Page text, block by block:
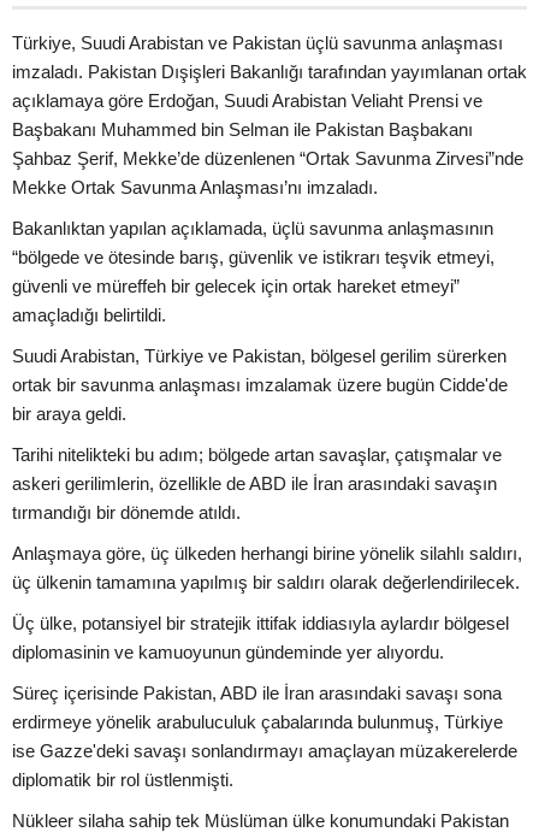
Türkiye, Suudi Arabistan ve Pakistan üçlü savunma anlaşması
imzaladı. Pakistan Dışişleri Bakanlığı tarafından yayımlanan ortak
açıklamaya göre Erdoğan, Suudi Arabistan Veliaht Prensi ve
Başbakanı Muhammed bin Selman ile Pakistan Başbakanı
Şahbaz Şerif, Mekke’de düzenlenen “Ortak Savunma Zirvesi”nde
Mekke Ortak Savunma Anlaşması’nı imzaladı.
Bakanlıktan yapılan açıklamada, üçlü savunma anlaşmasının
“bölgede ve ötesinde barış, güvenlik ve istikrarı teşvik etmeyi,
güvenli ve müreffeh bir gelecek için ortak hareket etmeyi”
amaçladığı belirtildi.
Suudi Arabistan, Türkiye ve Pakistan, bölgesel gerilim sürerken
ortak bir savunma anlaşması imzalamak üzere bugün Cidde'de
bir araya geldi.
Tarihi nitelikteki bu adım; bölgede artan savaşlar, çatışmalar ve
askeri gerilimlerin, özellikle de ABD ile İran arasındaki savaşın
tırmandığı bir dönemde atıldı.
Anlaşmaya göre, üç ülkeden herhangi birine yönelik silahlı saldırı,
üç ülkenin tamamına yapılmış bir saldırı olarak değerlendirilecek.
Üç ülke, potansiyel bir stratejik ittifak iddiasıyla aylardır bölgesel
diplomasinin ve kamuoyunun gündeminde yer alıyordu.
Süreç içerisinde Pakistan, ABD ile İran arasındaki savaşı sona
erdirmeye yönelik arabuluculuk çabalarında bulunmuş, Türkiye
ise Gazze'deki savaşı sonlandırmayı amaçlayan müzakerelerde
diplomatik bir rol üstlenmişti.
Nükleer silaha sahip tek Müslüman ülke konumundaki Pakistan